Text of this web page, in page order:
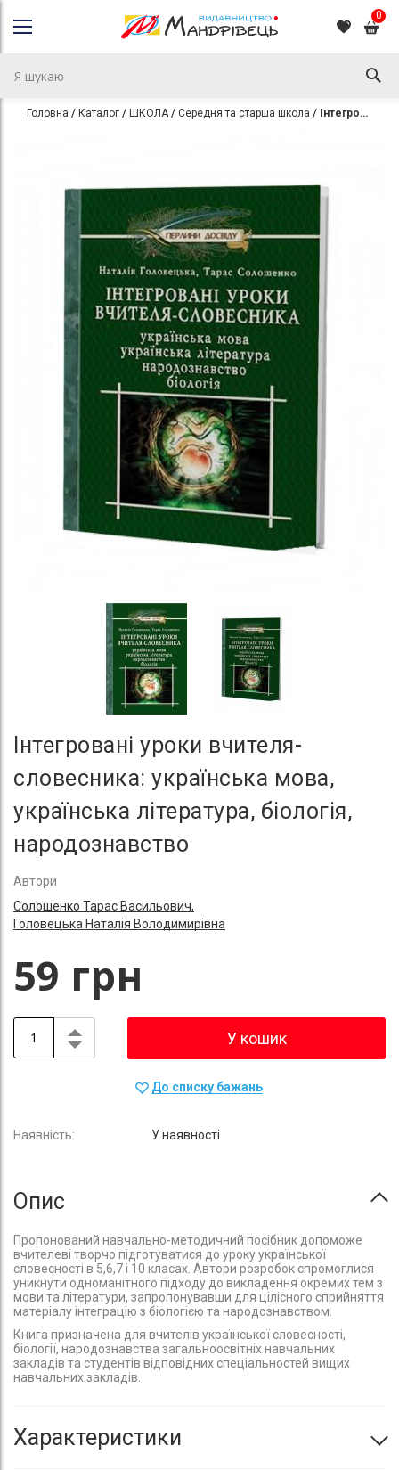
0
Головна Каталог ШКОЛА Середня та старша школа Інтегровані уроки вчителя-словесника: українська мова, українська література, біологія, народознавство
Інтегровані уроки вчителя-
словесника: українська мова,
українська література, біологія,
народознавство
Автори
Солошенко Тарас Васильович,
Головецька Наталія Володимирівна
59 грн
У кошик
До списку бажань
У наявності
Опис
Пропонований навчально-методичний посібник допоможе
вчителеві творчо підготуватися до уроку української
словесності в 5,6,7 і 10 класах. Автори розробок спромоглися
уникнути одноманітного підходу до викладення окремих тем з
мови та літератури, запропонувавши для цілісного сприйняття
матеріалу інтеграцію з біологією та народознавством.
Книга призначена для вчителів української словесності,
біології, народознавства загальноосвітніх навчальних
закладів та студентів відповідних спеціальностей вищих
навчальних закладів.
Характеристики
зображень
зображень